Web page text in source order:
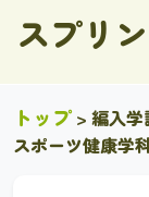
スプリ
トップ> 編入学
スポーツ健康学